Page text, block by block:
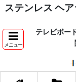
ステンレス ヘ
メニュー
テレビボー